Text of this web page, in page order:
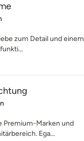
5 Sternen
zum Detail und einem
5 Sternen
Premium-Marken und
Ega...